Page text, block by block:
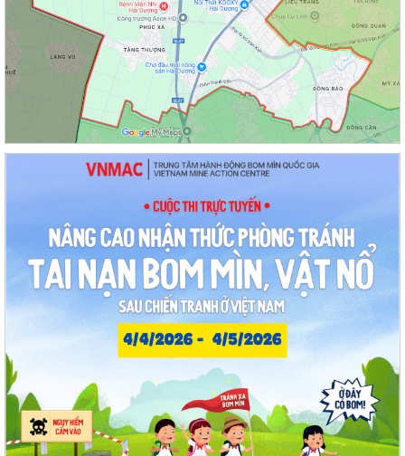
Kế hoạch tổ chức Hội nghị tuyên truyền, phổ biến triển khai Luật sửa
đổi, bổ sung một số điều của...
Công tác tháng 8/2026 của Ủy ban nhân dân phường Thạch Khôi
Đồng chí Đặng Xuân Thưởng - Uỷ viên Thành uỷ, Phó Trưởng ban
thường trực Ban Nội chính Thành uỷ dự...
Nuôi con bằng sữa mẹ cho một “Khởi đầu bền vững - Phát huy những
Về việc thay đổi địa danh trên bảng hiệu tại các Nhà Văn hoá và tăng
cường công tác quản lý hoạt...
Phường Thạch Khôi tổ chức lấy mẫu sinh phẩm hài cốt liệt sĩ chưa xác
định được thông tin để giám...
Hội nghị công bố quyết định công tác cán bộ
Chương trình Công tác tuần của Chủ tịch, các Phó Chủ tịch UBND
phường (Từ 03/8/2026 đến 09/8/2026)
Thông tin về chương trình thu hồi xe CB1000 Hornet (xe nhập khẩu) và